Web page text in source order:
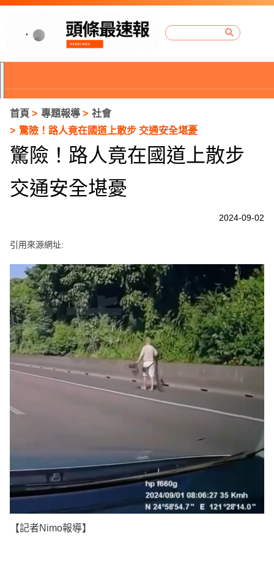
首頁 專題報導
社會
驚險！路人竟在國道上散步 交通安全堪憂
驚險！路人竟在國道上散步
交通安全堪憂
2024-09-02
引用來源網址:
【記者Nimo報導】